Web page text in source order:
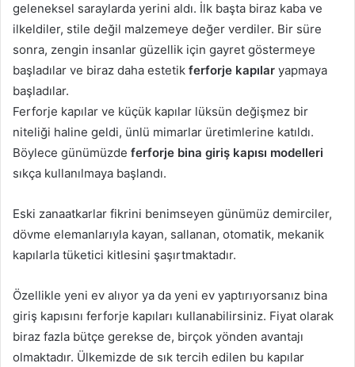
geleneksel saraylarda yerini aldı. İlk başta biraz kaba ve
ilkeldiler, stile değil malzemeye değer verdiler. Bir süre
sonra, zengin insanlar güzellik için gayret göstermeye
başladılar ve biraz daha estetik ferforje kapılar yapmaya
başladılar.
Ferforje kapılar ve küçük kapılar lüksün değişmez bir
niteliği haline geldi, ünlü mimarlar üretimlerine katıldı.
Böylece günümüzde ferforje bina giriş kapısı modelleri
sıkça kullanılmaya başlandı.
Eski zanaatkarlar fikrini benimseyen günümüz demirciler,
dövme elemanlarıyla kayan, sallanan, otomatik, mekanik
kapılarla tüketici kitlesini şaşırtmaktadır.
Özellikle yeni ev alıyor ya da yeni ev yaptırıyorsanız bina
giriş kapısını ferforje kapıları kullanabilirsiniz. Fiyat olarak
biraz fazla bütçe gerekse de, birçok yönden avantajı
olmaktadır. Ülkemizde de sık tercih edilen bu kapılar